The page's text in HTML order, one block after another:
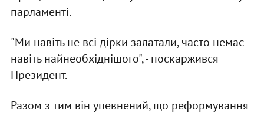
парламенті.
"Ми навіть не всі дірки залатали, часто немає
навіть найнеобхіднішого", - поскаржився
Президент.
Разом з тим він упевнений, що реформування